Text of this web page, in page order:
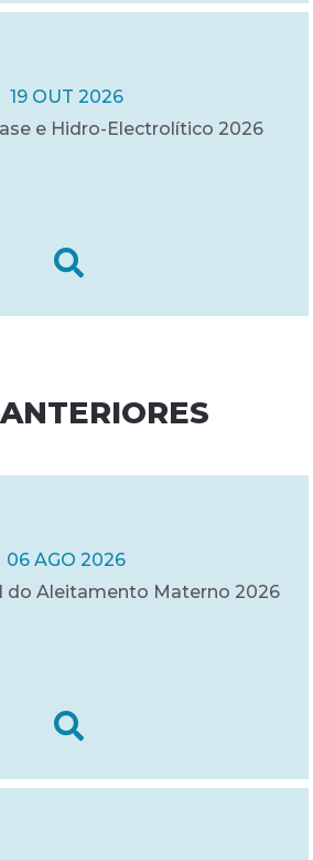
19 OUT 2026
e Hidro-Electrolítico 2026
06 AGO 2026
do Aleitamento Materno 2026